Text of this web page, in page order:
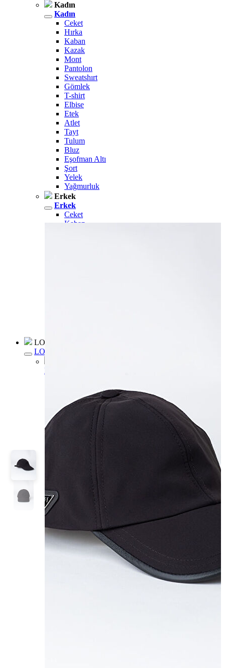
Kadın
Kadın
Ceket
Hırka
Kaban
Kazak
Mont
Pantolon
Sweatshırt
Gömlek
T-shirt
Elbise
Etek
Atlet
Tayt
Tulum
Bluz
Eşofman Altı
Şort
Yelek
Yağmurluk
Erkek
Erkek
Ceket
Kaban
LOFT Prime
LOFT Prime
Fırsatlarım